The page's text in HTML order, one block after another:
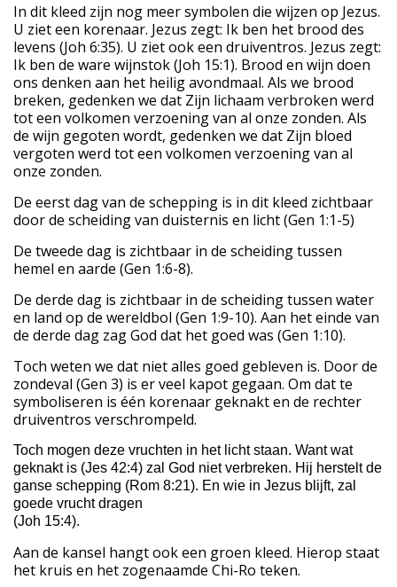
In dit kleed zijn nog meer symbolen die wijzen op Jezus.
U ziet een korenaar. Jezus zegt: Ik ben het brood des
levens (Joh 6:35). U ziet ook een druiventros. Jezus zegt:
Ik ben de ware wijnstok (Joh 15:1). Brood en wijn doen
ons denken aan het heilig avondmaal. Als we brood
breken, gedenken we dat Zijn lichaam verbroken werd
tot een volkomen verzoening van al onze zonden. Als
de wijn gegoten wordt, gedenken we dat Zijn bloed
vergoten werd tot een volkomen verzoening van al
onze zonden.
De eerst dag van de schepping is in dit kleed zichtbaar
door de scheiding van duisternis en licht (Gen 1:1-5)
De tweede dag is zichtbaar in de scheiding tussen
hemel en aarde (Gen 1:6-8).
De derde dag is zichtbaar in de scheiding tussen water
en land op de wereldbol (Gen 1:9-10). Aan het einde van
de derde dag zag God dat het goed was (Gen 1:10).
Toch weten we dat niet alles goed gebleven is. Door de
zondeval (Gen 3) is er veel kapot gegaan. Om dat te
symboliseren is één korenaar geknakt en de rechter
druiventros verschrompeld.
Toch mogen deze vruchten in het licht staan. Want wat
geknakt is (Jes 42:4) zal God niet verbreken. Hij herstelt de
ganse schepping (Rom 8:21). En wie in Jezus blijft, zal
goede vrucht dragen
(Joh 15:4).
Aan de kansel hangt ook een groen kleed. Hierop staat
het kruis en het zogenaamde Chi-Ro teken.